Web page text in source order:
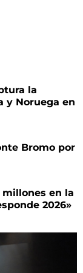
la
y Noruega en
Bromo por
millones en la
2026»